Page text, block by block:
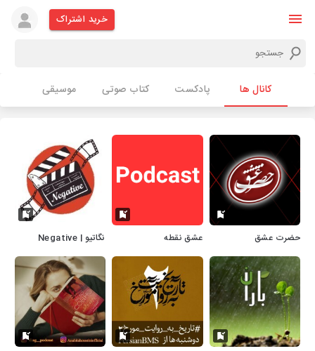
خرید اشتراک
کانال ها پادکست کتاب صوتی موسیقی
حضرت عشق عشق نقطه نگاتیو | Negative